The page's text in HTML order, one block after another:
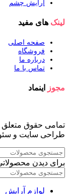
آرایش چشم
لینک های مفید
صفحه اصلی
فروشگاه
درباره ما
تماس با ما
مجوز اینماد
تمامی حقوق متعلق
طراحی سایت و
برای دیدن
لوازم آرایش